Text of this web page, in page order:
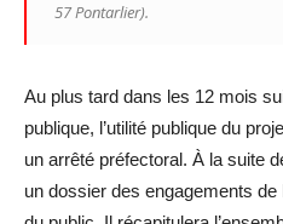
57 Pontarlier).
Au plus tard dans les 12 mois
publique, l’utilité publique du
un arrêté préfectoral. À la suite
un dossier des engagements